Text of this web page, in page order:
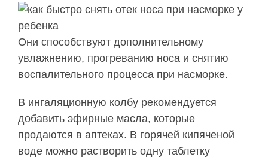
Они способствуют дополнительному
увлажнению, прогреванию носа и снятию
воспалительного процесса при насморке.
В ингаляционную колбу рекомендуется
добавить эфирные масла, которые
продаются в аптеках. В горячей кипяченой
воде можно растворить одну таблетку